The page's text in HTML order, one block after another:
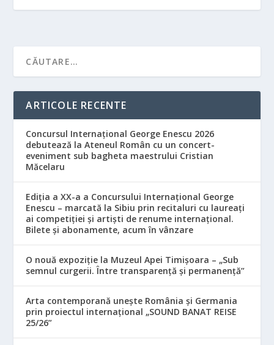
ARTICOLE RECENTE
Concursul Internațional George Enescu 2026
debutează la Ateneul Român cu un concert-
eveniment sub bagheta maestrului Cristian
Măcelaru
Ediția a XX-a a Concursului Internațional George
Enescu – marcată la Sibiu prin recitaluri cu laureați
ai competiției și artiști de renume internațional.
Bilete și abonamente, acum în vânzare
O nouă expoziție la Muzeul Apei Timișoara – „Sub
semnul curgerii. Între transparență și permanență”
Arta contemporană unește România și Germania
prin proiectul internațional „SOUND BANAT REISE
25/26”